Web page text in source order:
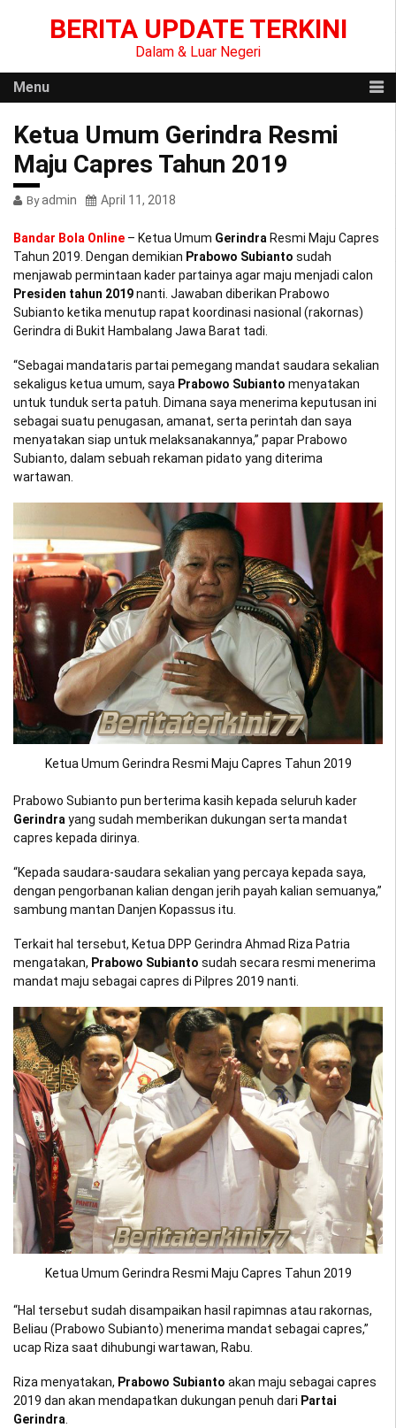
BERITA UPDATE TERKINI
Dalam & Luar Negeri
Menu
Ketua Umum Gerindra Resmi
Maju Capres Tahun 2019
Byadmin April 11, 2018
Bandar Bola Online – Ketua Umum Gerindra Resmi Maju Capres
Tahun 2019. Dengan demikian Prabowo Subianto sudah
menjawab permintaan kader partainya agar maju menjadi calon
Presiden tahun 2019nanti. Jawaban diberikan Prabowo
Subianto ketika menutup rapat koordinasi nasional (rakornas)
Gerindra di Bukit Hambalang Jawa Barat tadi.
“Sebagai mandataris partai pemegang mandat saudara sekalian
sekaligus ketua umum, saya Prabowo Subianto menyatakan
untuk tunduk serta patuh. Dimana saya menerima keputusan ini
sebagai suatu penugasan, amanat, serta perintah dan saya
menyatakan siap untuk melaksanakannya,” papar Prabowo
Subianto, dalam sebuah rekaman pidato yang diterima
wartawan.
Ketua Umum Gerindra Resmi Maju Capres Tahun 2019
Prabowo Subianto pun berterima kasih kepada seluruh kader
Gerindrayang sudah memberikan dukungan serta mandat
capres kepada dirinya.
“Kepada saudara-saudara sekalian yang percaya kepada saya,
dengan pengorbanan kalian dengan jerih payah kalian semuanya,”
sambung mantan Danjen Kopassus itu.
Terkait hal tersebut, Ketua DPP Gerindra Ahmad Riza Patria
mengatakan, Prabowo Subianto sudah secara resmi menerima
mandat maju sebagai capres di Pilpres 2019 nanti.
Ketua Umum Gerindra Resmi Maju Capres Tahun 2019
“Hal tersebut sudah disampaikan hasil rapimnas atau rakornas,
Beliau (Prabowo Subianto) menerima mandat sebagai capres,”
ucap Riza saat dihubungi wartawan, Rabu.
Riza menyatakan, Prabowo Subianto akan maju sebagai capres
2019 dan akan mendapatkan dukungan penuh dari Partai
Gerindra.